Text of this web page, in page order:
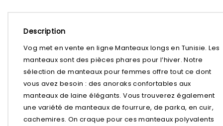
Description
Vog met en vente en ligne Manteaux longs en Tunisie. Les
manteaux sont des pièces phares pour l’hiver. Notre
sélection de manteaux pour femmes offre tout ce dont
vous avez besoin : des anoraks confortables aux
manteaux de laine élégants. Vous trouverez également
une variété de manteaux de fourrure, de parka, en cuir,
cachemires. On craque pour ces manteaux polyvalents